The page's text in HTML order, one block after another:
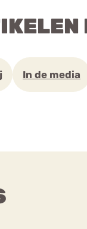
In de media